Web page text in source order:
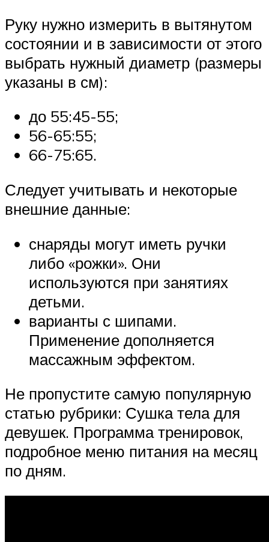
Руку нужно измерить в вытянутом
состоянии и в зависимости от этого
выбрать нужный диаметр (размеры
указаны в см):
до 55:45-55;
56-65:55;
66-75:65.
Следует учитывать и некоторые
внешние данные:
снаряды могут иметь ручки
либо «рожки». Они
используются при занятиях
детьми.
варианты с шипами.
Применение дополняется
массажным эффектом.
Не пропустите самую популярную
статью рубрики: Сушка тела для
девушек. Программа тренировок,
подробное меню питания на месяц
по дням.